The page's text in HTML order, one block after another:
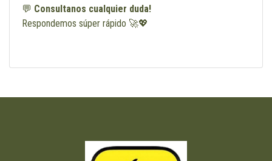
💬 Consultanos cualquier duda!
Respondemos súper rápido 🚀💖